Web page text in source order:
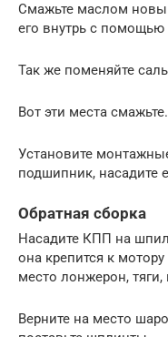
Смажьте маслом
его внутрь с помощью
Так же поменяйте
Вот эти места
Установите
подшипник, насадите
Обратная сборка
Насадите КПП на
она крепится к
место лонжерон, тяги,
Верните на место